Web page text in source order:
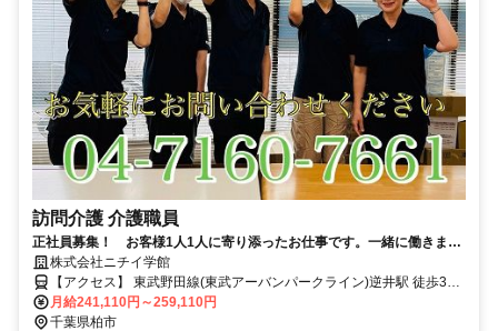
訪問介護 介護職員
正社員募集！ お客様1人1人に寄り添ったお仕事です。一緒に働きませ
んか。
株式会社ニチイ学館
【アクセス】 東武野田線(東武アーバンパークライン)逆井駅 徒歩3分
■住 所 千葉県 柏市 逆井2-2-8ﾀﾞｲﾔﾊｲﾂ103 ■アクセス 東武野田線(東武
アーバンパークライン)逆井駅 徒歩3分
月給241,110円～259,110円
千葉県柏市